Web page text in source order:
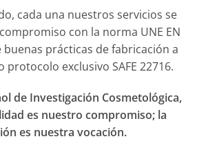
cada una nuestros servicios se
con la norma UNE EN
buenas prácticas de fabricación a
exclusivo SAFE 22716.
de Investigación Cosmetológica,
es nuestro compromiso; la
es nuestra vocación.